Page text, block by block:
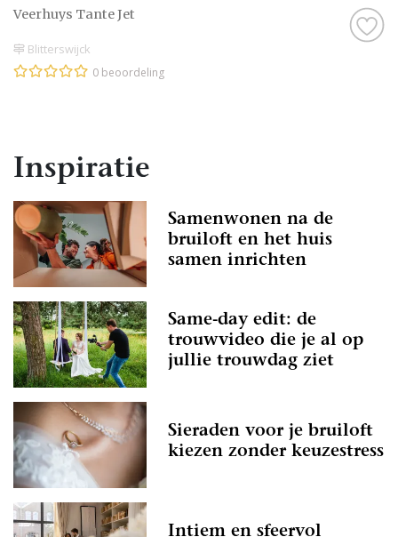
Veerhuys Tante Jet
Blitterswijck
0 beoordeling
Inspiratie
Samenwonen na de
bruiloft en het huis
samen inrichten
Same-day edit: de
trouwvideo die je al op
jullie trouwdag ziet
Sieraden voor je bruiloft
kiezen zonder keuzestress
Intiem en sfeervol